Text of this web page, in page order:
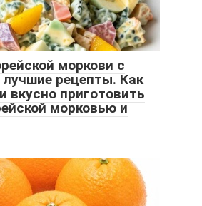
моркови с
рецепты. Как
вкусно приготовить
морковью и